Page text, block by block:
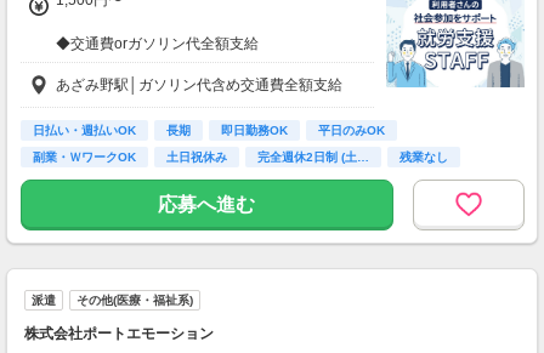
◆交通費orガソリン代全額支給
◆各種社会保険完備
◆資格支援制度有
◆日払い・週払い制度（各規定有）
急な出費にあんしんの制度です。
あざみ野駅│ガソリン代含め交通費全額支給
日払い・週払いOK 長期 即日勤務OK
平日のみOK
副業・ＷワークOK
土日祝休み 完全週休2日制 (土…
残業なし
ボーナス・昇給あり
応募へ進む
派遣 その他(医療・福祉系)
株式会社ポートエモーション